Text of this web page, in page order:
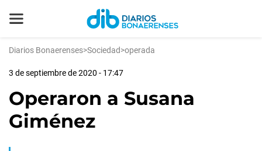
Diarios Bonaerenses>Sociedad>operada
3 de septiembre de 2020 - 17:47
Operaron a Susana
Giménez